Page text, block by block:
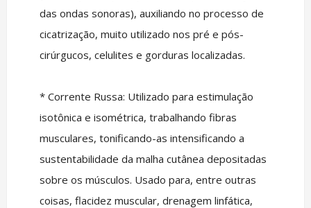
das ondas sonoras), auxiliando no processo de
cicatrização, muito utilizado nos pré e pós-
cirúrgucos, celulites e gorduras localizadas.
* Corrente Russa: Utilizado para estimulação
isotônica e isométrica, trabalhando fibras
musculares, tonificando-as intensificando a
sustentabilidade da malha cutânea depositadas
sobre os músculos. Usado para, entre outras
coisas, flacidez muscular, drenagem linfática,